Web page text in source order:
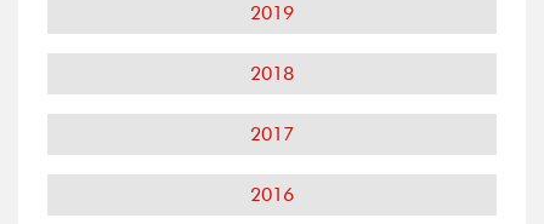
2019
2018
2017
2016